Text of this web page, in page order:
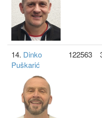
14. Dinko
Puškarić
122563